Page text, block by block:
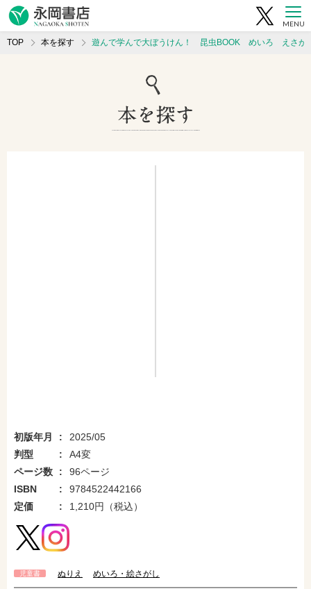
MENU
TOP 本を探す 遊んで学んで大ぼうけん！ 昆虫BOOK めいろ えさ
初版年月
2025/05
判型
A4変
ページ数
96ページ
ISBN
9784522442166
定価
1,210円（税込）
児童書 ぬりえ めいろ・絵さがし